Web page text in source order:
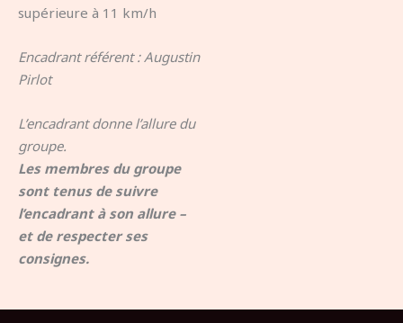
supérieure à 11 km/h
Encadrant référent : Augustin
Pirlot
L’encadrant donne l’allure du
groupe.
Les membres du groupe
sont tenus de suivre
l’encadrant à son allure –
et de respecter ses
consignes.